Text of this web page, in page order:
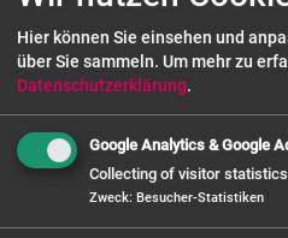
ABONNIEREN
Hier können Sie einsehen und
über Sie sammeln. Um mehr zu
Datenschutzerklärung.
Google Analytics & Google
Collecting of visitor statistics
Zweck: Besucher-Statistiken